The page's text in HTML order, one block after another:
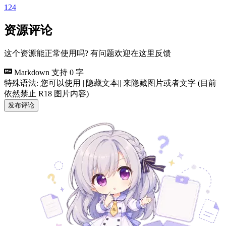
124
资源评论
这个资源能正常使用吗? 有问题欢迎在这里反馈
Markdown 支持 0 字
特殊语法: 您可以使用 ||隐藏文本|| 来隐藏图片或者文字 (目前
依然禁止 R18 图片内容)
发布评论